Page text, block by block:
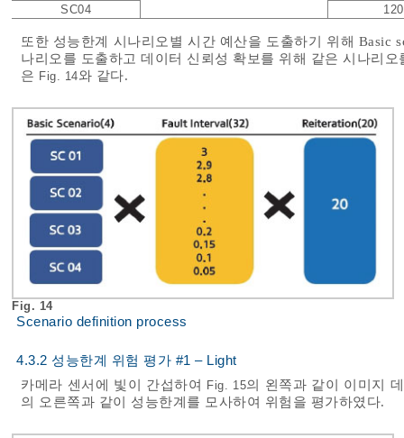
SC04
120
또한 성능한계 시나리오별 시간 예산을 도출하기 위해 Basic
나리오를 도출하고 데이터 신뢰성 확보를 위해 같은 시나리
은 Fig. 14와 같다.
Fig. 14
Scenario definition process
4.3.2 성능한계 위험 평가 #1 – Light
카메라 센서에 빛이 간섭하여 Fig. 15의 왼쪽과 같이 이미지
의 오른쪽과 같이 성능한계를 모사하여 위험을 평가하였다.